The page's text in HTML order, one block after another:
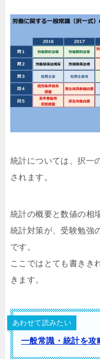
統計については、択一
されます。
統計の概要と数値の相
統計対策が、受験勉強
です。
ここではとても書きき
きます。
あわせて読みたい
一般常識・統計を攻